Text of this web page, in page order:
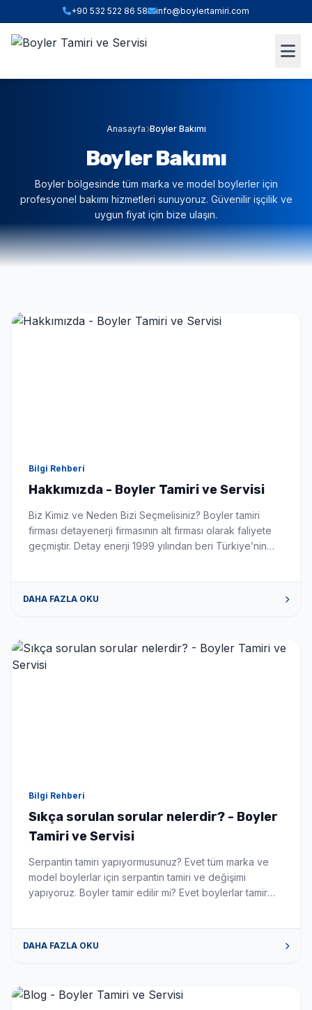
+90 532 522 86 58 info@boylertamiri.com
Anasayfa Boyler Bakımı
Boyler Bakımı
Boyler bölgesinde tüm marka ve model boylerler için
profesyonel bakımı hizmetleri sunuyoruz. Güvenilir işçilik ve
uygun fiyat için bize ulaşın.
Bilgi Rehberi
Hakkımızda - Boyler Tamiri ve Servisi
Biz Kimiz ve Neden Bizi Seçmelisiniz? Boyler tamiri
firması detayenerji firmasının alt firması olarak faliyete
geçmiştir. Detay enerji 1999 yılından beri Türkiye’nin
DAHA FAZLA OKU
Bilgi Rehberi
Sıkça sorulan sorular nelerdir? - Boyler
Tamiri ve Servisi
Serpantin tamiri yapıyormusunuz? Evet tüm marka ve
model boylerlar için serpantin tamiri ve değişimi
yapıyoruz. Boyler tamir edilir mi? Evet boylerlar tamir
DAHA FAZLA OKU
ANINDA FIYAT HESABI
2. BOYLER HACMI / TIPI
3. BULUNDUĞUNUZ İLÇE (İSTANBUL)